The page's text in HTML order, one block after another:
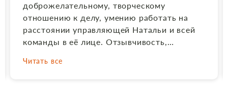
доброжелательному, творческому
отношению к делу, умению работать на
расстоянии управляющей Натальи и всей
команды в её лице. Отзывчивость,
ценные советы на каждом этапе создания
Читать все